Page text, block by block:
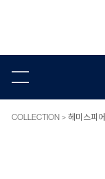
COLLECTION 헤미스피어